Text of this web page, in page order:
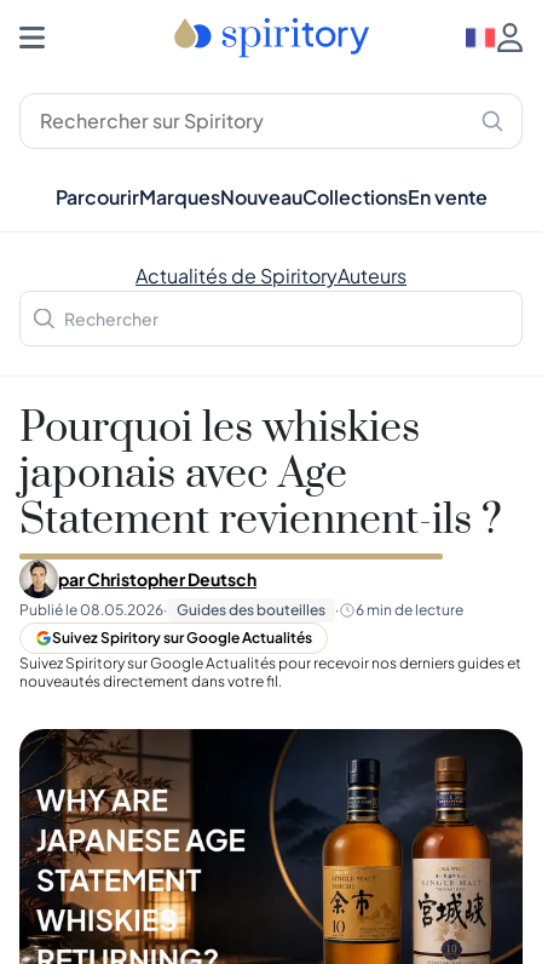
ParcourirMarquesNouveauCollectionsEn vente
Actualités de SpiritoryAuteurs
Pourquoi les whiskies
japonais avec Age
Statement reviennent-ils ?
parChristopher Deutsch
Publié le 08.05.2026· Guides des bouteilles · 6 min de lecture
Suivez Spiritory sur Google Actualités
Suivez Spiritory sur Google Actualités pour recevoir nos derniers guides et
nouveautés directement dans votre fil.